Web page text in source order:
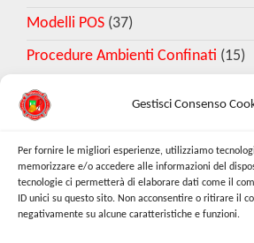
Gestisci Consenso
Per fornire le migliori esperienze, utilizziamo
memorizzare e/o accedere alle informazioni del
tecnologie ci permetterà di elaborare dati come il
ID unici su questo sito. Non acconsentire o ritirare il
negativamente su alcune caratteristiche e funzioni.
Modelli POS (37)
Procedure Ambienti Confinati (15)
Richiedi Modello